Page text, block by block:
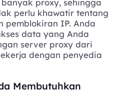
proxy, sehingga
perlu khawatir tentang
pemblokiran IP. Anda
data yang Anda
server proxy dari
dengan penyedia
Membutuhkan